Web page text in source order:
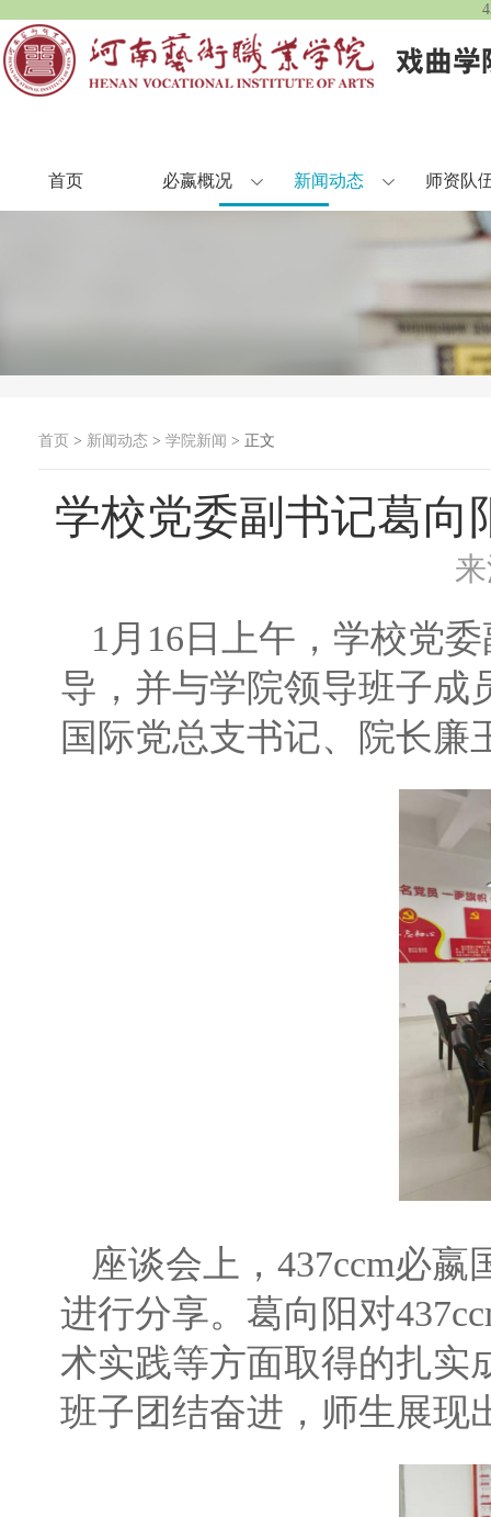
首页 必嬴概况 新闻动态 师资队
首页 > 新闻动态 > 学院新闻 > 正文
学校党委副书记葛向
1月16日上午，学校党
导，并与学院领导班子成
国际党总支书记、院长廉
座谈会上，437ccm必
进行分享。葛向阳对
术实践等方面取得的扎实
班子团结奋进，师生展现